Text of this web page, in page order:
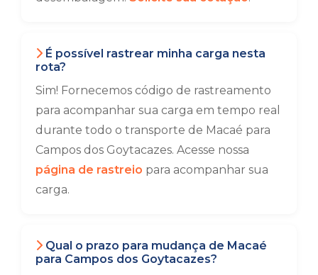
É possível rastrear minha carga nesta
rota?
Sim! Fornecemos código de rastreamento
para acompanhar sua carga em tempo real
durante todo o transporte de Macaé para
Campos dos Goytacazes. Acesse nossa
página de rastreio para acompanhar sua
carga.
Qual o prazo para mudança de Macaé
para Campos dos Goytacazes?